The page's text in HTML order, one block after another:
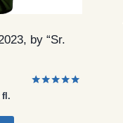
by “Sr.
fl.